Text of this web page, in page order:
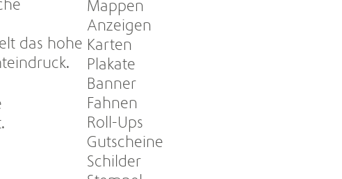
das hohe
Mappen
Anzeigen
Karten
Plakate
Banner
Fahnen
Roll-Ups
Gutscheine
Schilder